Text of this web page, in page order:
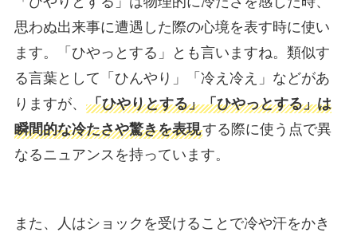
思わぬ出来事に遭遇した際の心境を表す時に使い
ます。「ひやっとする」とも言いますね。類似す
る言葉として「ひんやり」「冷え冷え」などがあ
りますが、 「ひやりとする」「ひやっとする」は
瞬間的な冷たさや驚きを表現する際に使う点で異
なるニュアンスを持っています。
また、人はショックを受けることで冷や汗をかき